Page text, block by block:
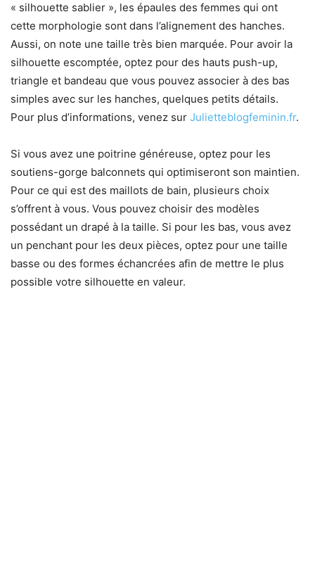
« silhouette sablier », les épaules des femmes qui ont
cette morphologie sont dans l’alignement des hanches.
Aussi, on note une taille très bien marquée. Pour avoir la
silhouette escomptée, optez pour des hauts push-up,
triangle et bandeau que vous pouvez associer à des bas
simples avec sur les hanches, quelques petits détails.
Pour plus d’informations, venez sur Julietteblogfeminin.fr.
Si vous avez une poitrine généreuse, optez pour les
soutiens-gorge balconnets qui optimiseront son maintien.
Pour ce qui est des maillots de bain, plusieurs choix
s’offrent à vous. Vous pouvez choisir des modèles
possédant un drapé à la taille. Si pour les bas, vous avez
un penchant pour les deux pièces, optez pour une taille
basse ou des formes échancrées afin de mettre le plus
possible votre silhouette en valeur.